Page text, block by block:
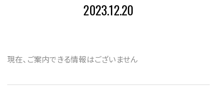
2023.12.20
現在、ご案内できる情報はございません